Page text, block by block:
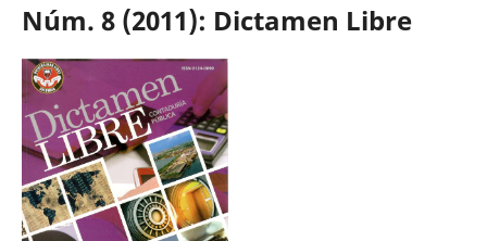
Núm. 8 (2011): Dictamen Libre